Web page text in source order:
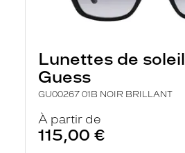
Lunettes de soleil
Guess
GU00267 01B NOIR BRILLANT
À partir de
115,00 €